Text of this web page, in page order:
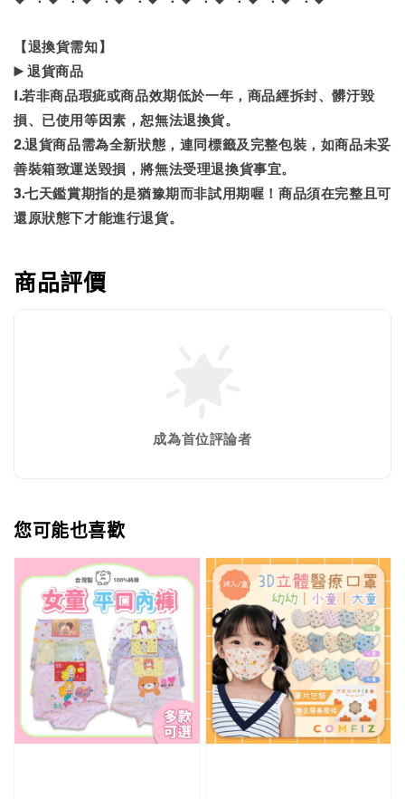
【退換貨需知】
▶️ 退貨商品
1.若非商品瑕疵或商品效期低於一年，商品經拆封、髒汙毀
損、已使用等因素，恕無法退換貨。
2.退貨商品需為全新狀態，連同標籤及完整包裝，如商品未妥
善裝箱致運送毀損，將無法受理退換貨事宜。
3.七天鑑賞期指的是猶豫期而非試用期喔！商品須在完整且可
還原狀態下才能進行退貨。
商品評價
成為首位評論者
您可能也喜歡